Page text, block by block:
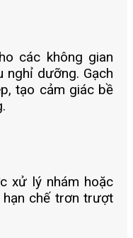
các không gian
nghỉ dưỡng. Gạch
tạo cảm giác bề
xử lý nhám hoặc
chế trơn trượt